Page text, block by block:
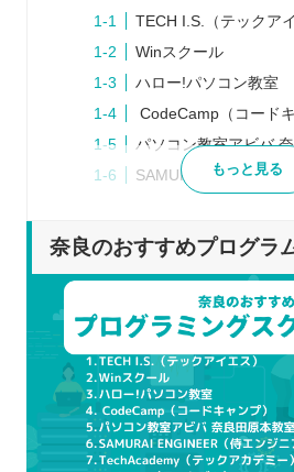
TECH I.S.（テックア
Winスクール
ハロー!パソコン教室
CodeCamp（コード
パソコン教室アビバ
SAMURAI ENGINEER
techgym（テックジ
DMM WEBCAMP（
キャンプ）
プログラムスクールを選ぶポ
通学とオンラインの
目標にマッチする学
習得したい言語に対
もっと見る
奈良のおすすめプログラ